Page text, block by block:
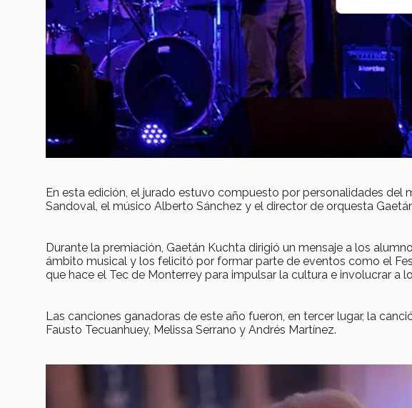
En esta edición, el jurado estuvo compuesto por personalidades del
Sandoval, el músico Alberto Sánchez y el director de orquesta
Durante la premiación, Gaetán Kuchta dirigió un mensaje a los
ámbito musical y los felicitó por formar parte de eventos como el
que hace el Tec de Monterrey para impulsar la cultura e involucrar a
Las canciones ganadoras de este año fueron, en tercer lugar, la
Fausto Tecuanhuey, Melissa Serrano y Andrés Martínez.